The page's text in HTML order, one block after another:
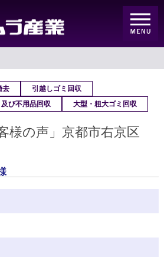
去
引越しゴミ回収
び不用品回収
大型・粗大ゴミ回収
様の声」京都市右京区